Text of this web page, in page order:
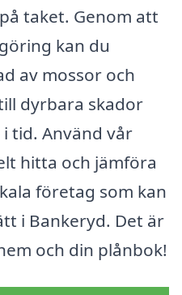
taket. Genom att
kan du
av mossor och
dyrbara skador
tid. Använd vår
hitta och jämföra
företag som kan
i Bankeryd. Det är
och din plånbok!